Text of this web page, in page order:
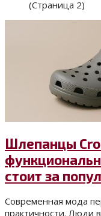
(Страница 2)
Шлепанцы
стоит за
Современная мода
практичности. Люди